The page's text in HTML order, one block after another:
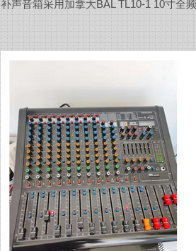
补声音箱采用加拿大BAL TL10-1 10寸全